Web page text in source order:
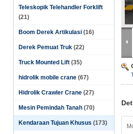
Teleskopik Telehandler Forklift
(21)
Boom Derek Artikulasi (16)
Derek Pemuat Truk (22)
Truck Mounted Lift (35)
hidrolik mobile crane (67)
Hidrolik Crawler Crane (27)
Mesin Pemindah Tanah (70)
Kendaraan Tujuan Khusus (173)